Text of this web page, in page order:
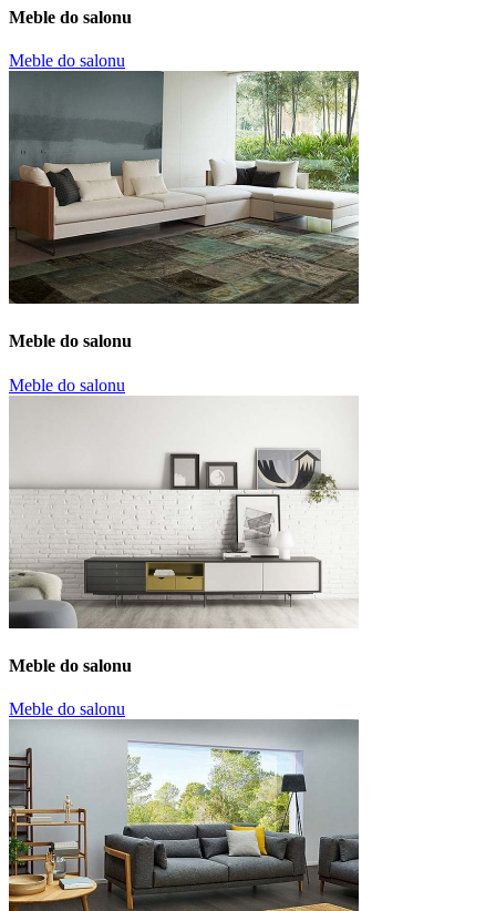
Meble do salonu
Meble do salonu
Meble do salonu
Meble do salonu
Meble do salonu
Meble do salonu